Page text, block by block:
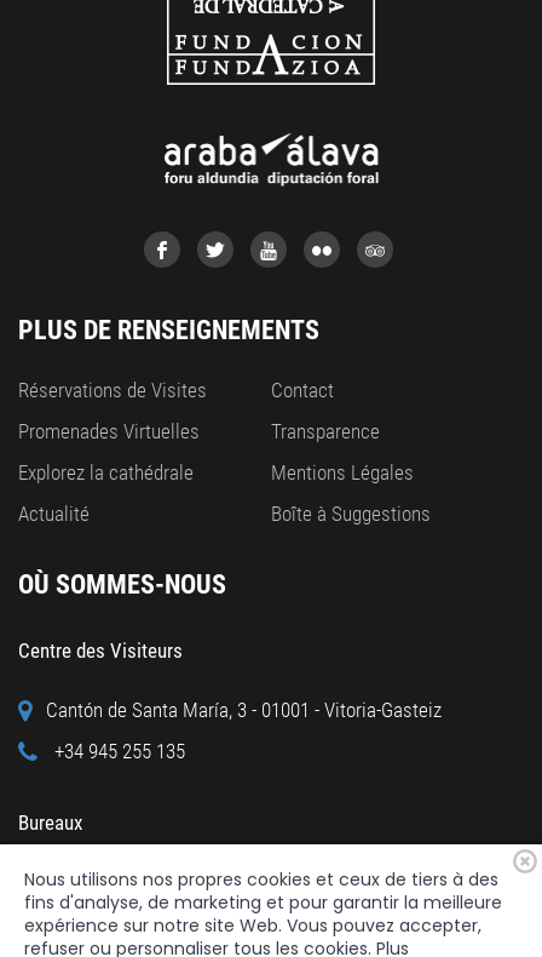
PLUS DE RENSEIGNEMENTS
Réservations de Visites
Promenades Virtuelles
Explorez la cathédrale
Actualité
Contact
Transparence
Mentions Légales
Boîte à Suggestions
OÙ SOMMES-NOUS
Centre des Visiteurs
Cantón de Santa María, 3 - 01001 - Vitoria-Gasteiz
+34 945 255 135
Bureaux
Calle Cuchillería, 95 - 01001 - Vitoria-Gasteiz
+34 945 122 160
Nous utilisons nos propres cookies et ceux de tiers à des
fins d'analyse, de marketing et pour garantir la meilleure
expérience sur notre site Web. Vous pouvez accepter,
refuser ou personnaliser tous les cookies. Plus